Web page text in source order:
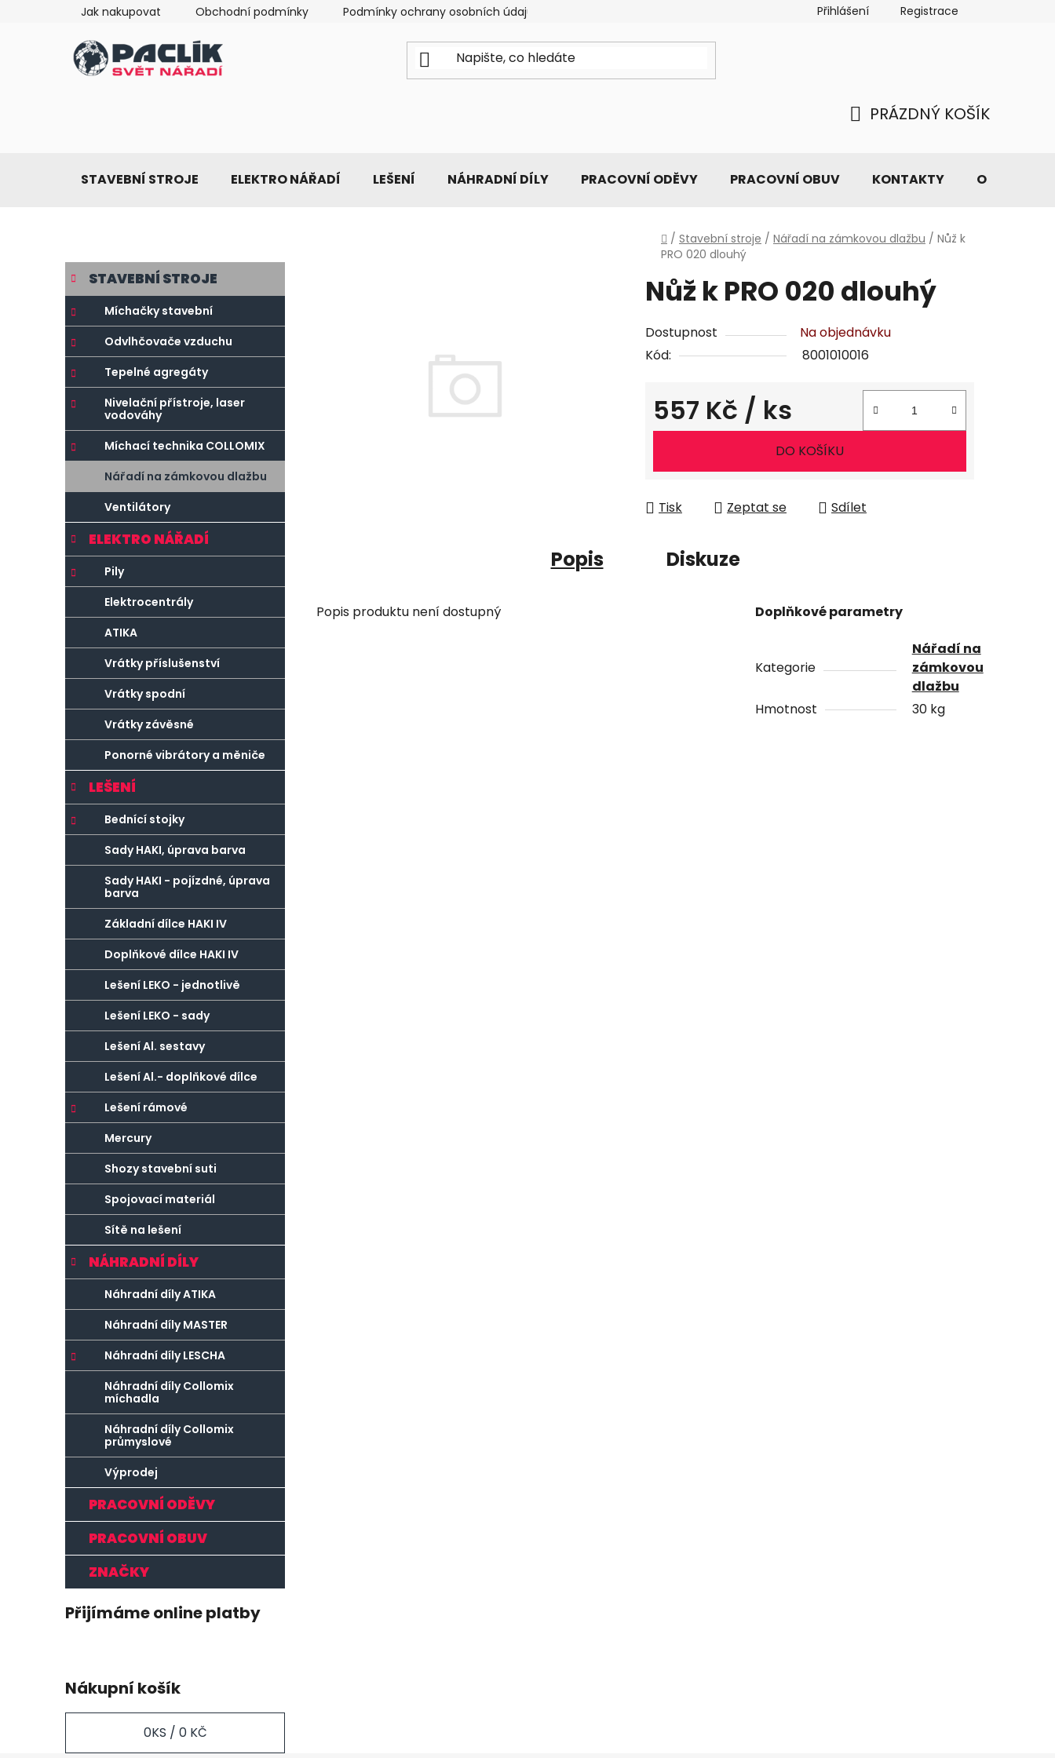
Jak nakupovat Obchodní podmínky Podmínky ochrany osobních údajů Přihlášení Registrace
KOŠÍK
PRÁZDNÝ KOŠÍK
STAVEBNÍ STROJE ELEKTRO NÁŘADÍ LEŠENÍ NÁHRADNÍ DÍLY PRACOVNÍ ODĚVY PRACOVNÍ OBUV KONTAKTY O NÁS
Domů
/ Stavební stroje / Nářadí na zámkovou dlažbu / Nůž k
PRO 020 dlouhý
P
o
s
t
r
a
n
n
í
p
n
e
Přeskočit
kategorie
K
a
e
g
o
i
e
STAVEBNÍ STROJE
Míchačky stavební
Odvlhčovače vzduchu
Tepelné agregáty
Nivelační přístroje, laser
vodováhy
Míchací technika COLLOMIX
Nářadí na zámkovou dlažbu
Ventilátory
ELEKTRO NÁŘADÍ
Pily
Elektrocentrály
ATIKA
Vrátky příslušenství
Vrátky spodní
Vrátky závěsné
Ponorné vibrátory a měniče
LEŠENÍ
Bednící stojky
Sady HAKI, úprava barva
Sady HAKI - pojízdné, úprava
barva
Základní dílce HAKI IV
Doplňkové dílce HAKI IV
Lešení LEKO - jednotlivě
Lešení LEKO - sady
Lešení Al. sestavy
Lešení Al.- doplňkové dílce
Lešení rámové
Mercury
Shozy stavební suti
Spojovací materiál
Sítě na lešení
NÁHRADNÍ DÍLY
Náhradní díly ATIKA
Náhradní díly MASTER
Náhradní díly LESCHA
Náhradní díly Collomix
míchadla
Náhradní díly Collomix
průmyslové
Výprodej
PRACOVNÍ ODĚVY
PRACOVNÍ OBUV
ZNAČKY
Přijímáme online platby
Nákupní košík
0KS / 0 KČ
Nůž k PRO 020 dlouhý
Dostupnost
Na objednávku
Kód:
8001010016
557 Kč / ks
Měrná cena:
DO KOŠÍKU
Tisk Zeptat se Sdílet
Popis Diskuze
Popis produktu není dostupný Doplňkové parametry
Kategorie
Nářadí na
zámkovou
dlažbu
Hmotnost
30 kg